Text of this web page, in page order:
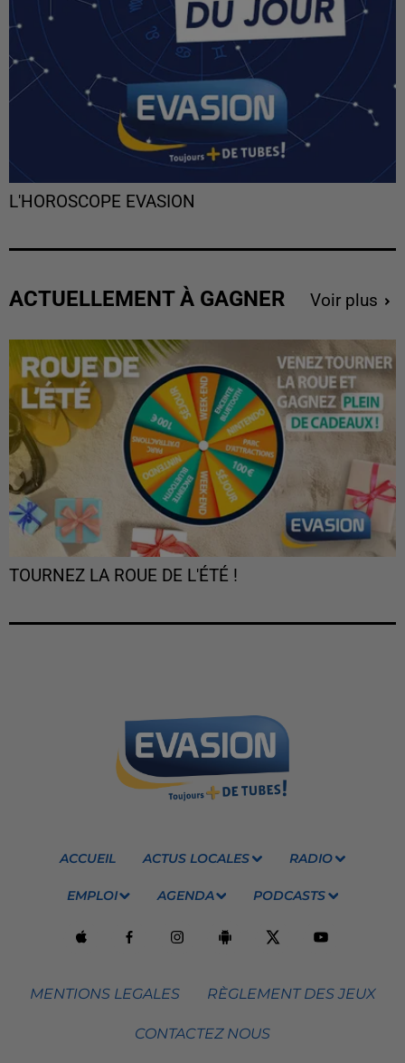
L'HOROSCOPE EVASION
ACTUELLEMENT À GAGNER Voir plus
TOURNEZ LA ROUE DE L'ÉTÉ !
ACCUEIL ACTUS LOCALES RADIO
EMPLOI AGENDA PODCASTS
MENTIONS LEGALES RÈGLEMENT DES JEUX
CONTACTEZ NOUS